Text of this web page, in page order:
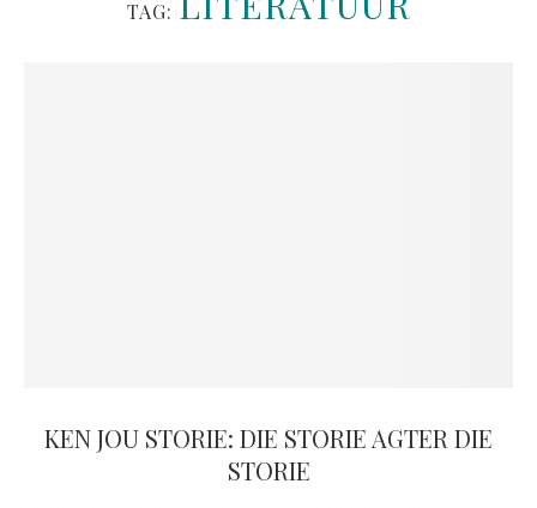
TAG:
KEN JOU STORIE: DIE STORIE AGTER DIE
STORIE